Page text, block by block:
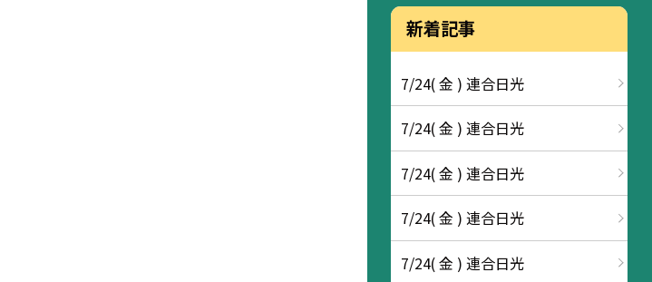
新着記事
7/24( 金 ) 連合日光
7/24( 金 ) 連合日光
7/24( 金 ) 連合日光
7/24( 金 ) 連合日光
7/24( 金 ) 連合日光